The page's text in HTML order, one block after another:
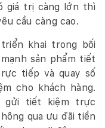
giá trị càng lớn thì
cầu càng cao.
khai trong bối
sản phẩm tiết
tiếp và quay số
cho khách hàng.
gửi tiết kiệm trực
qua ưu đãi tiền